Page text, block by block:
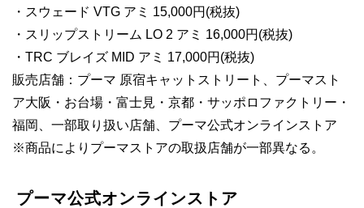
・スウェード VTG アミ 15,000円(税抜)
・スリップストリーム LO 2 アミ 16,000円(税抜)
・TRC ブレイズ MID アミ 17,000円(税抜)
販売店舗：プーマ 原宿キャットストリート、プーマスト
ア大阪・お台場・富士見・京都・サッポロファクトリー・
福岡、一部取り扱い店舗、プーマ公式オンラインストア
※商品によりプーマストアの取扱店舗が一部異なる。
プーマ公式オンラインストア